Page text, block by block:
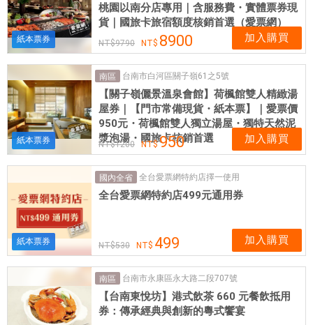
紙本票券
桃園以南分店專用｜含服務費・實體票券現
貨｜國旅卡旅宿額度核銷首選（愛票網）
9790 8900 加入購買
紙本票券
南區 台南市白河區關子嶺61之5號
【關子嶺儷景溫泉會館】荷楓館雙人精緻湯
屋券｜【門市常備現貨・紙本票】｜愛票價
950元・荷楓館雙人獨立湯屋・獨特天然泥
漿泡湯・國旅卡核銷首選
1200 950 加入購買
紙本票券
國內全省 全台愛票網特約店擇一使用
全台愛票網特約店499元通用券
530 499 加入購買
南區 台南市永康區永大路二段707號
【台南東悅坊】港式飲茶 660 元餐飲抵用
券：傳承經典與創新的粵式饗宴